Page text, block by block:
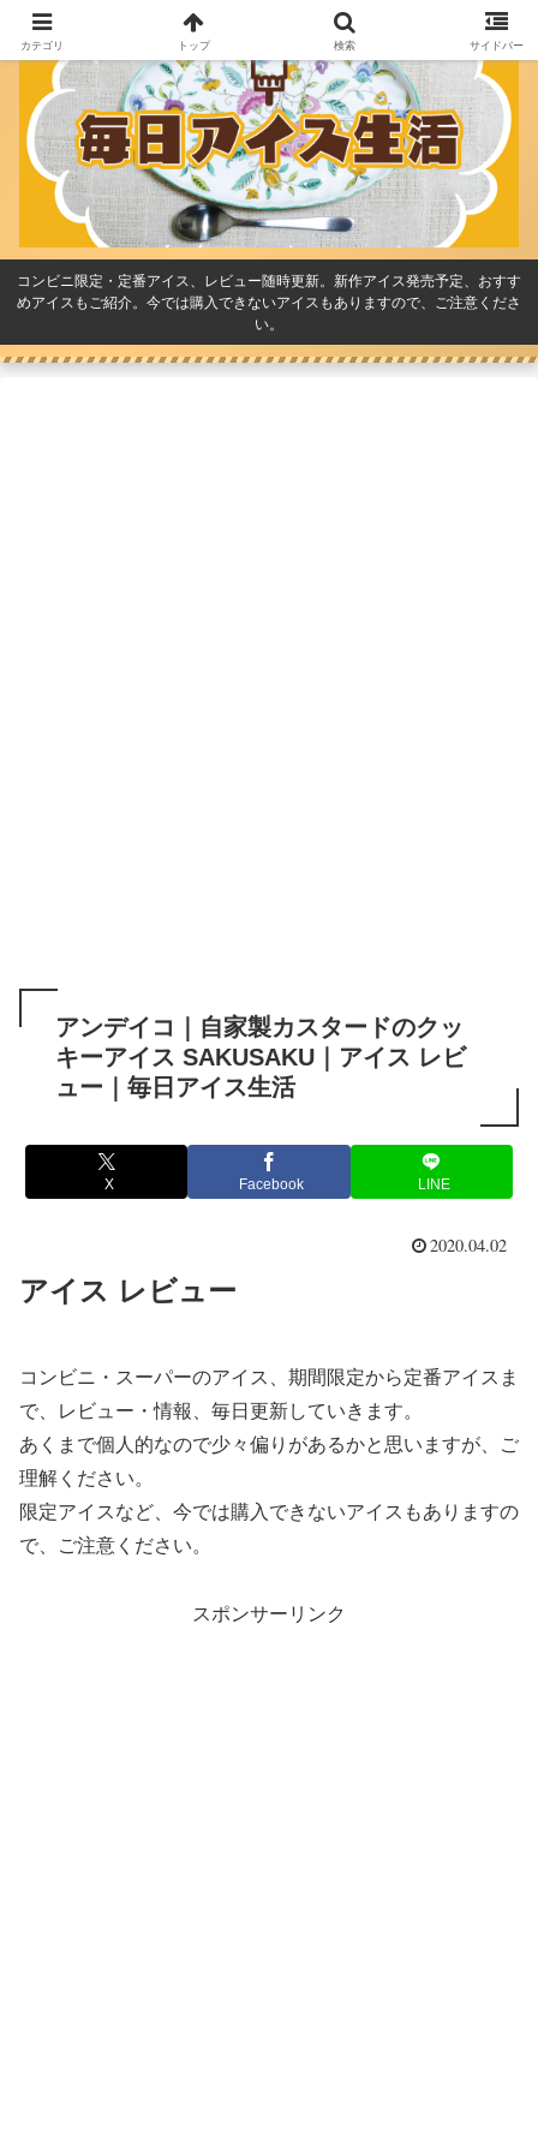
コンビニ限定・定番アイス、レビュー随時更新。新作アイス発売予定、おすす
めアイスもご紹介。今では購入できないアイスもありますので、ご注意くださ
い。
アンデイコ｜自家製カスタードのクッ
キーアイス SAKUSAKU｜アイス レビ
ュー｜毎日アイス生活
X Facebook LINE
2020.04.02
アイス レビュー
コンビニ・スーパーのアイス、期間限定から定番アイスま
で、レビュー・情報、毎日更新していきます。
あくまで個人的なので少々偏りがあるかと思いますが、ご
理解ください。
限定アイスなど、今では購入できないアイスもありますの
で、ご注意ください。
スポンサーリンク
カテゴリ トップ 検索 サイドバー